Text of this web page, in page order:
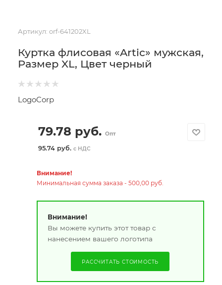
Артикул: orf-641202XL
Куртка флисовая «Artic» мужская,
Размер XL, Цвет черный
LogoCorp
79.78 руб. Опт
95.74 руб. с НДС
Внимание!
Минимальная сумма заказа - 500,00 руб.
Внимание!
Вы можете купить этот товар с
нанесением вашего логотипа
РАССЧИТАТЬ СТОИМОСТЬ